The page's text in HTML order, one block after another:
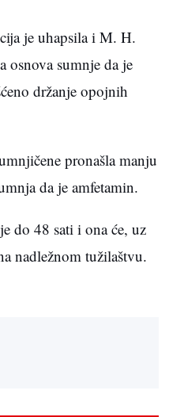
je uhapsila i M. H.
osnova sumnje da je
držanje opojnih
pronašla manju
da je amfetamin.
do 48 sati i ona će, uz
nadležnom tužilaštvu.